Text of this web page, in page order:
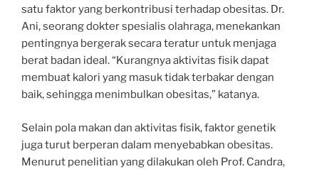
satu faktor yang berkontribusi terhadap obesitas. Dr.
Ani, seorang dokter spesialis olahraga, menekankan
pentingnya bergerak secara teratur untuk menjaga
berat badan ideal. “Kurangnya aktivitas fisik dapat
membuat kalori yang masuk tidak terbakar dengan
baik, sehingga menimbulkan obesitas,” katanya.
Selain pola makan dan aktivitas fisik, faktor genetik
juga turut berperan dalam menyebabkan obesitas.
Menurut penelitian yang dilakukan oleh Prof. Candra,